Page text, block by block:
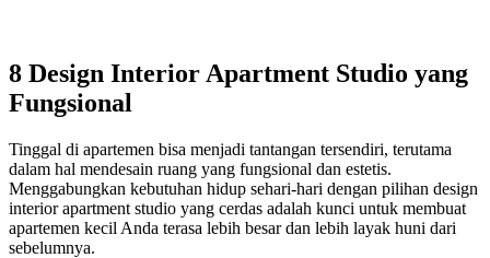
8 Design Interior Apartment Studio yang
Fungsional
Tinggal di apartemen bisa menjadi tantangan tersendiri, terutama
dalam hal mendesain ruang yang fungsional dan estetis.
Menggabungkan kebutuhan hidup sehari-hari dengan pilihan design
interior apartment studio yang cerdas adalah kunci untuk membuat
apartemen kecil Anda terasa lebih besar dan lebih layak huni dari
sebelumnya.